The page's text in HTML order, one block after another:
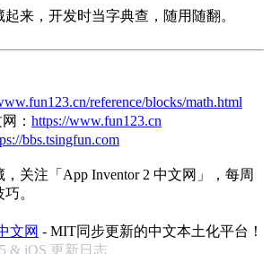
来，开发时当字典查，随用随翻。
reference/blocks/math.html
： https://www.fun123.cn
bbs.tsingfun.com
关注「App Inventor 2 中文网」，每周
。
文网 - MIT同步更新的中文本土化平台！
& iOS 更新日志